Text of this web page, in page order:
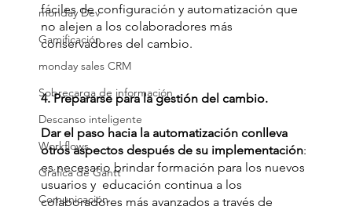
monday Dev
Gamificación
monday sales CRM
Sobrecarga de información
Descanso inteligente
Workflows
Gráfica de Gantt
Comunicación
fáciles de configuración y automatización que
no alejen a los colaboradores más
conservadores del cambio.
4. Prepararse para la gestión del cambio.
Dar el paso hacia la automatización conlleva
otros aspectos después de su implementación:
es necesario brindar formación para los nuevos
usuarios y  educación continua a los
colaboradores más avanzados a través de